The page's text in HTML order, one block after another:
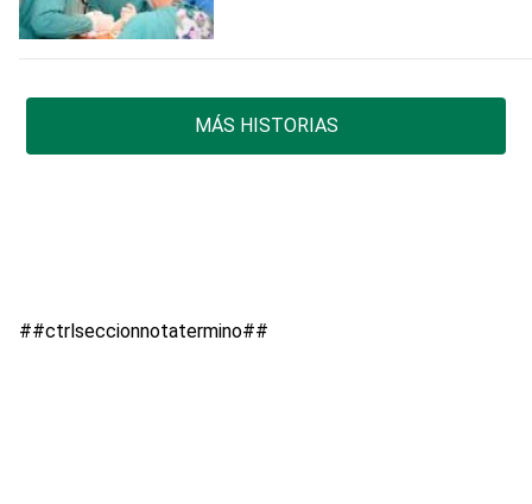
MÁS HISTORIAS
##ctrlseccionnotatermino##